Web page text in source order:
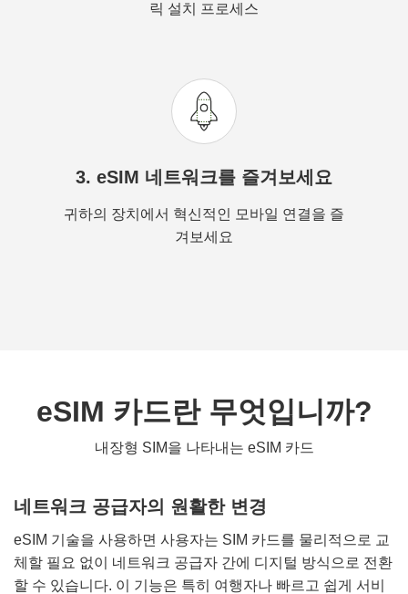
릭 설치 프로세스
3. eSIM 네트워크를 즐겨보세요
귀하의 장치에서 혁신적인 모바일 연결을 즐
겨보세요
eSIM 카드란 무엇입니까?
내장형 SIM을 나타내는 eSIM 카드
네트워크 공급자의 원활한 변경
eSIM 기술을 사용하면 사용자는 SIM 카드를 물리적으로 교
체할 필요 없이 네트워크 공급자 간에 디지털 방식으로 전환
할 수 있습니다. 이 기능은 특히 여행자나 빠르고 쉽게 서비